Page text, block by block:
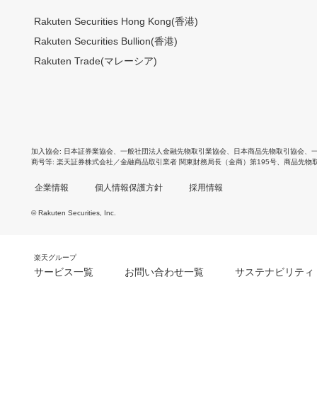
Rakuten Securities Hong Kong(香港)
Rakuten Securities Bullion(香港)
Rakuten Trade(マレーシア)
加入協会 日本証券業協会 一般社団法人金融先物取引業協会 日本商品先物取引協会
商号等 楽天証券株式会社／金融商品取引業者 関東財務局長（金商）第195号、商品先物
企業情報 個人情報保護方針 採用情報
© Rakuten Securities, Inc.
楽天グループ
サービス一覧 お問い合わせ一覧 サステナビリティ